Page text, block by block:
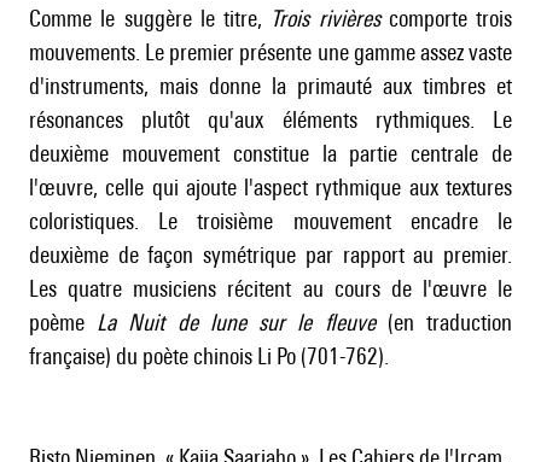
Comme le suggère le titre, Trois rivièrescomporte trois
mouvements. Le premier présente une gamme assez vaste
d'instruments, mais donne la primauté aux timbres et
résonances plutôt qu'aux éléments rythmiques. Le
deuxième mouvement constitue la partie centrale de
l'œuvre, celle qui ajoute l'aspect rythmique aux textures
coloristiques. Le troisième mouvement encadre le
deuxième de façon symétrique par rapport au premier.
Les quatre musiciens récitent au cours de l'œuvre le
poème La Nuit de lune sur le fleuve(en traduction
française) du poète chinois Li Po (701-762).